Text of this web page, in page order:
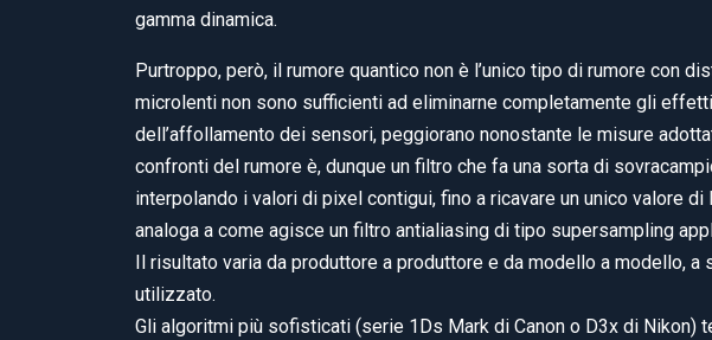
gamma dinamica.
Purtroppo, però, il rumore quantico non è l’unico tipo di rumore con
microlenti non sono sufficienti ad eliminarne completamente gli effetti
dell’affollamento dei sensori, peggiorano nonostante le misure
confronti del rumore è, dunque un filtro che fa una sorta di
interpolando i valori di pixel contigui, fino a ricavare un unico valore di
analoga a come agisce un filtro antialiasing di tipo supersampling
Il risultato varia da produttore a produttore e da modello a modello,
utilizzato.
Gli algoritmi più sofisticati (serie 1Ds Mark di Canon o D3x di Nikon)